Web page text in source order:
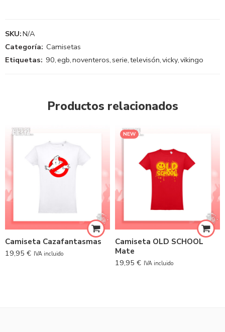
SKU:N/A
Categoría: Camisetas
Etiquetas: 90,egb,noventeros,serie,televisón,vicky,vikingo
Productos relacionados
Camiseta Cazafantasmas
19,95 € IVA incluido
NEW
Camiseta OLD SCHOOL
Mate
19,95 € IVA incluido